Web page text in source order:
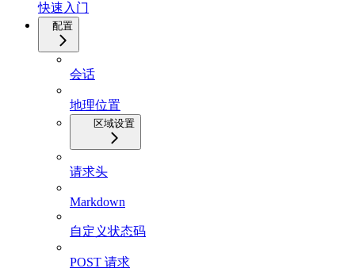
快速入门
配置
会话
地理位置
区域设置
请求头
Markdown
自定义状态码
POST 请求